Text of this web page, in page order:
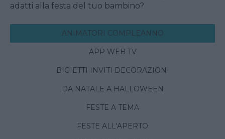
adatti alla festa del tuo bambino?
ANIMATORI COMPLEANNO
APP WEB TV
BIGIETTI INVITI DECORAZIONI
DA NATALE A HALLOWEEN
FESTE A TEMA
FESTE ALL'APERTO